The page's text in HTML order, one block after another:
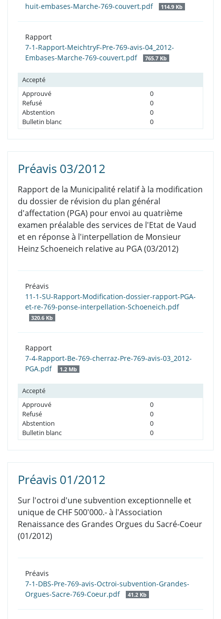
huit-embases-Marche-769-couvert.pdf
114.9 Kb
Rapport
7-1-Rapport-MeichtryF-Pre-769-avis-04_2012-
Embases-Marche-769-couvert.pdf
765.7 Kb
Accepté
Approuvé
0
Refusé
0
Abstention
0
Bulletin blanc
0
Préavis 03/2012
Rapport de la Municipalité relatif à la modification
du dossier de révision du plan général
d'affectation (PGA) pour envoi au quatrième
examen préalable des services de l'Etat de Vaud
et en réponse à l'interpellation de Monsieur
Heinz Schoeneich relative au PGA (03/2012)
Préavis
11-1-SU-Rapport-Modification-dossier-rapport-PGA-
et-re-769-ponse-interpellation-Schoeneich.pdf
320.6 Kb
Rapport
7-4-Rapport-Be-769-cherraz-Pre-769-avis-03_2012-
PGA.pdf
1.2 Mb
Accepté
Approuvé
0
Refusé
0
Abstention
0
Bulletin blanc
0
Préavis 01/2012
Sur l'octroi d'une subvention exceptionnelle et
unique de CHF 500'000.- à l'Association
Renaissance des Grandes Orgues du Sacré-Coeur
(01/2012)
Préavis
7-1-DBS-Pre-769-avis-Octroi-subvention-Grandes-
Orgues-Sacre-769-Coeur.pdf
41.2 Kb